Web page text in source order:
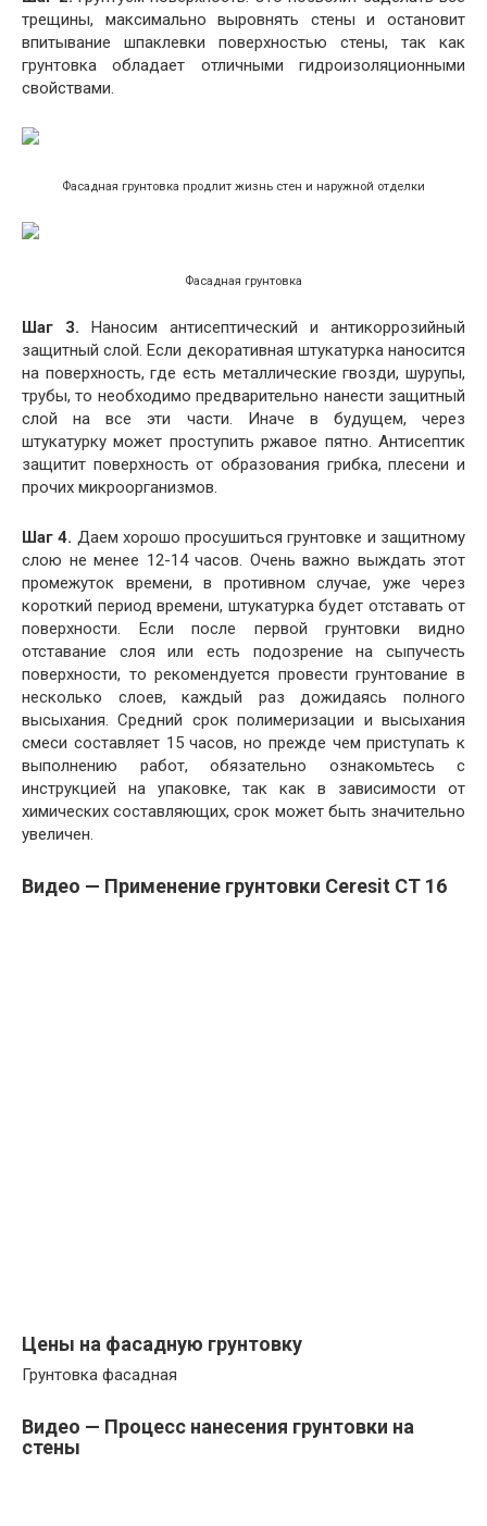
трещины, максимально выровнять стены и остановит
впитывание шпаклевки поверхностью стены, так как
грунтовка обладает отличными гидроизоляционными
свойствами.
Фасадная грунтовка продлит жизнь стен и наружной отделки
Фасадная грунтовка
Шаг 3. Наносим антисептический и антикоррозийный
защитный слой. Если декоративная штукатурка наносится
на поверхность, где есть металлические гвозди, шурупы,
трубы, то необходимо предварительно нанести защитный
слой на все эти части. Иначе в будущем, через
штукатурку может проступить ржавое пятно. Антисептик
защитит поверхность от образования грибка, плесени и
прочих микроорганизмов.
Шаг 4. Даем хорошо просушиться грунтовке и защитному
слою не менее 12-14 часов. Очень важно выждать этот
промежуток времени, в противном случае, уже через
короткий период времени, штукатурка будет отставать от
поверхности. Если после первой грунтовки видно
отставание слоя или есть подозрение на сыпучесть
поверхности, то рекомендуется провести грунтование в
несколько слоев, каждый раз дожидаясь полного
высыхания. Средний срок полимеризации и высыхания
смеси составляет 15 часов, но прежде чем приступать к
выполнению работ, обязательно ознакомьтесь с
инструкцией на упаковке, так как в зависимости от
химических составляющих, срок может быть значительно
увеличен.
Видео — Применение грунтовки Ceresit CT 16
Цены на фасадную грунтовку
Грунтовка фасадная
Видео — Процесс нанесения грунтовки на
стены